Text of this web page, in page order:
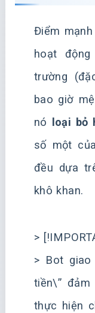
Điểm
hoạt
trường
bao giờ
nó
loại bỏ
số một
đều dựa
khô khan.
>
> Bot giao
tiền\”
thực hiện